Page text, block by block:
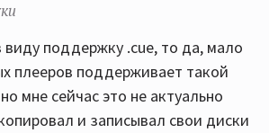
виду поддержку .cue, то да, мало
плееров поддерживает такой
мне сейчас это не актуально
и записывал свои диски